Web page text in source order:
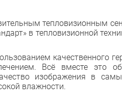
тепловизионным
в тепловизионной
качественного
Всё вместе это
изображения в
влажности.